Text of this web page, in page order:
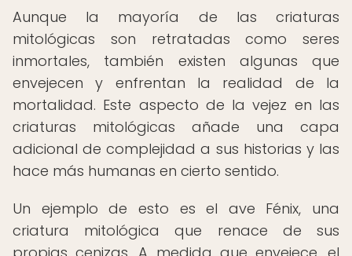
Aunque la mayoría de las criaturas
mitológicas son retratadas como seres
inmortales, también existen algunas que
envejecen y enfrentan la realidad de la
mortalidad. Este aspecto de la vejez en las
criaturas mitológicas añade una capa
adicional de complejidad a sus historias y las
hace más humanas en cierto sentido.
Un ejemplo de esto es el ave Fénix, una
criatura mitológica que renace de sus